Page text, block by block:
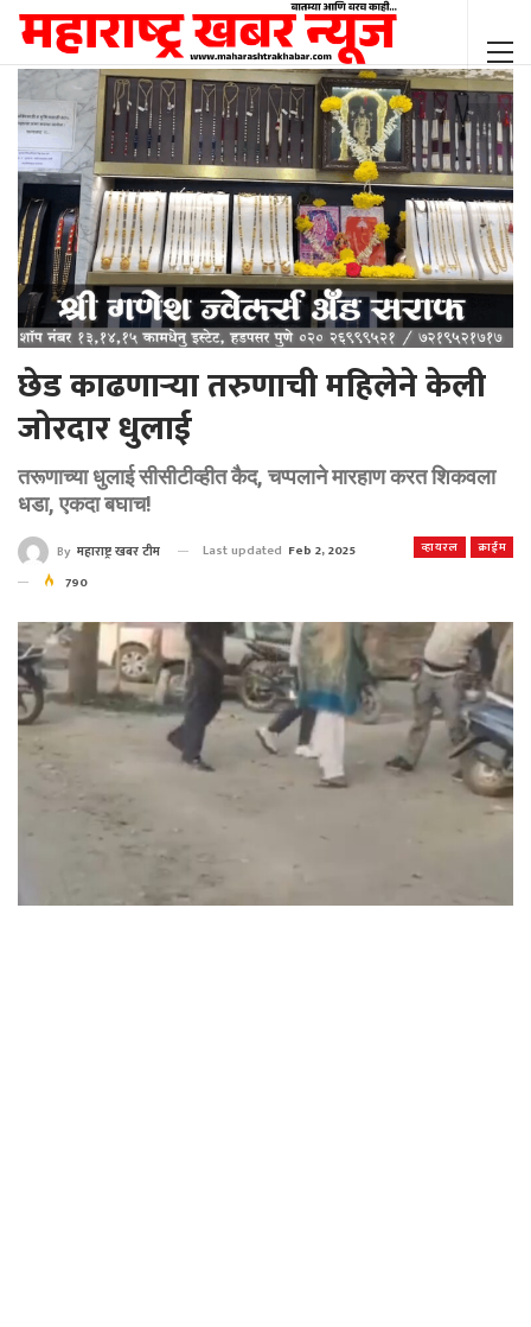
छेड काढणाऱ्या तरुणाची महिलेने केली
जोरदार धुलाई
तरूणाच्या धुलाई सीसीटीव्हीत कैद, चप्पलाने मारहाण करत शिकवला
धडा, एकदा बघाच!
व्हायरल क्राईम
By महाराष्ट्र खबर टीम Last updated Feb 2, 2025
790